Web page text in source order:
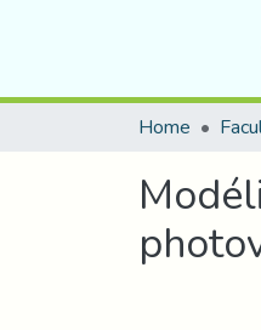
Home